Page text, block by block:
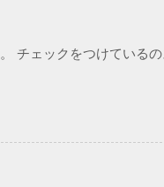
チェックをつけている